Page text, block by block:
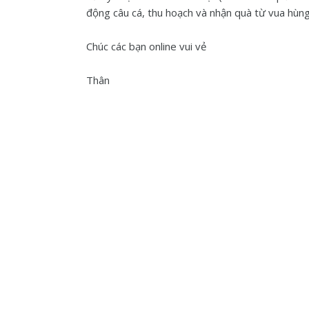
động câu cá, thu hoạch và nhận quà từ vua
Chúc các bạn online vui vẻ
Thân